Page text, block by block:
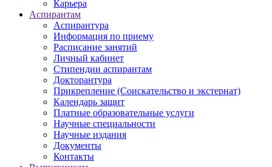
Карьера
Аспирантам
Аспирантура
Информация по приему
Расписание занятий
Личный кабинет
Стипендии аспирантам
Докторантура
Прикрепление (Соискательство и экстернат)
Календарь защит
Платные образовательные услуги
Научные специальности
Научные издания
Документы
Контакты